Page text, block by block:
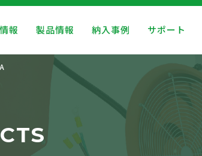
報 製品情報 納入事例 サポート